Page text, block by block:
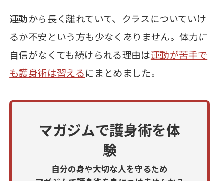
運動から長く離れていて、クラスについていけ
るか不安という方も少なくありません。体力に
自信がなくても続けられる理由は運動が苦手で
も護身術は習えるにまとめました。
マガジムで護身術を体
験
自分の身や大切な人を守るため